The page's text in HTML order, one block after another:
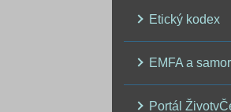
Etický kodex
EMFA a
Portál